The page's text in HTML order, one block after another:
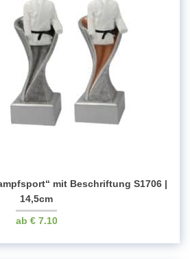
mit Beschriftung S1706 |
14,5cm
€7.10